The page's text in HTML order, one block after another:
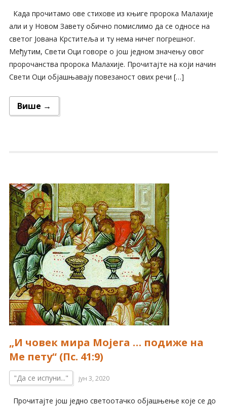
Када прочитамо ове стихове из књиге пророка Малахије
али и у Новом Завету обично помислимо да се односе на
светог Јована Крститеља и ту нема ничег погрешног.
Међутим, Свети Оци говоре о још једном значењу овог
пророчанства пророка Малахије. Прочитајте на који начин
Свети Оци објашњавају повезаност ових речи […]
Више →
„И човек мира Мојега … подиже на
Ме пету“ (Пс. 41:9)
"Да се испуни..." јун 3, 2020
Прочитајте још једно светоотачко објашњење које се до